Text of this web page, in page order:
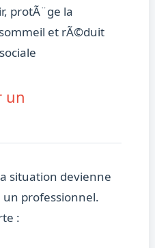
protÃ¨ge la
et rÃ©duit
un
situation devienne
professionnel.
: